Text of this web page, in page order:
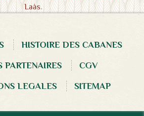
Laàs.
HISTOIRE DES CABANES
PARTENAIRES CGV
LEGALES SITEMAP